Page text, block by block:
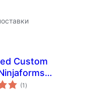
Custom
(1 укупних
оцена
)